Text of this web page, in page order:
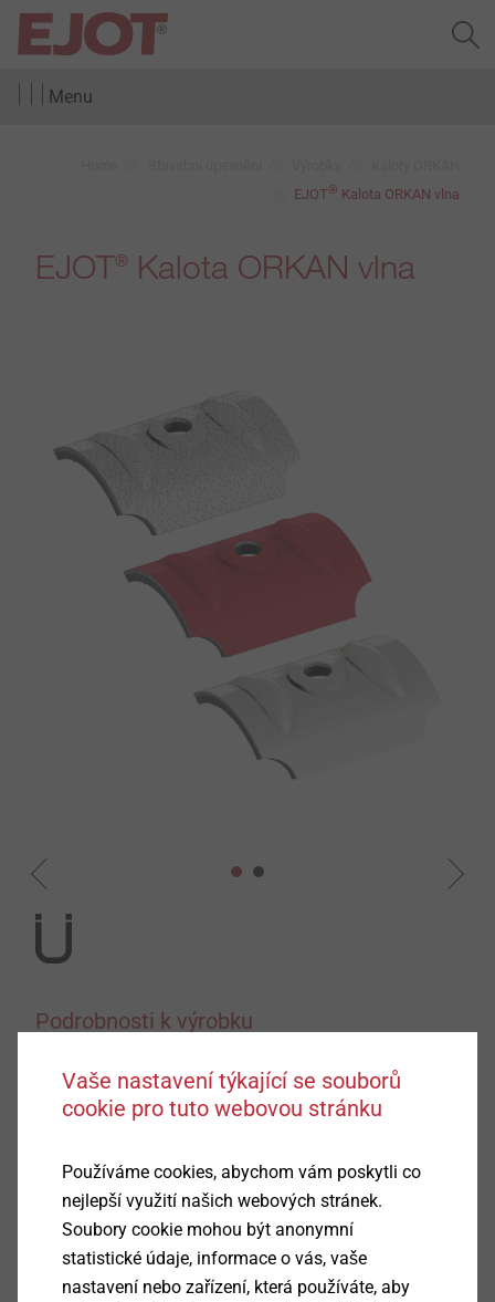
Menu
EJOT® Kalota ORKAN vlna
EJOT® Kalota ORKAN vlna
Podrobnosti k výrobku
Oblast použití
Upevnění v horní vlně vlnitých plechů
Vlastnosti
Optimalizovaná vyztužovací žebra
Spolehlivé utěsnění
Hliníková slitina v lesklém a barevném provedení
(RAL)
Vaše nastavení týkající se souborů
cookie pro tuto webovou stránku
Používáme cookies, abychom vám poskytli co
nejlepší využití našich webových stránek.
Soubory cookie mohou být anonymní
statistické údaje, informace o vás, vaše
nastavení nebo zařízení, která používáte, aby